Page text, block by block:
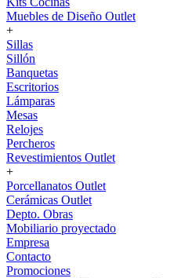
Muebles de Diseño Outlet
+
Sillas
Sillón
Banquetas
Escritorios
Lámparas
Mesas
Relojes
Percheros
Revestimientos Outlet
+
Porcellanatos Outlet
Cerámicas Outlet
Depto. Obras
Mobiliario proyectado
Empresa
Contacto
Promociones